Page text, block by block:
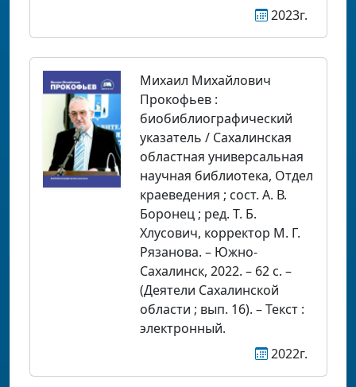
2023г.
Михаил Михайлович
Прокофьев :
биобиблиографический
указатель / Сахалинская
областная универсальная
научная библиотека, Отдел
краеведения ; сост. А. В.
Боронец ; ред. Т. Б.
Хлусович, корректор М. Г.
Рязанова. – Южно-
Сахалинск, 2022. – 62 с. –
(Деятели Сахалинской
области ; вып. 16). – Текст :
электронный.
2022г.